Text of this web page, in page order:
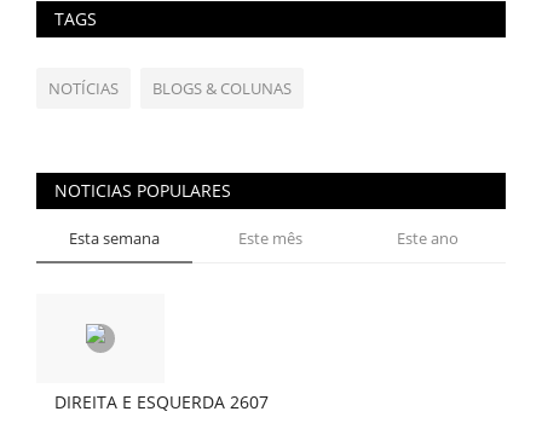
TAGS
NOTÍCIAS BLOGS & COLUNAS
NOTICIAS POPULARES
Esta semana Este mês Este ano
DIREITA E ESQUERDA 2607